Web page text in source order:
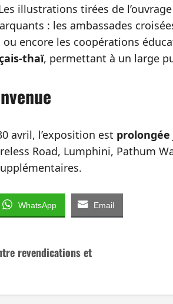
illustrations tirées de
: les ambassades
encore les coopérations
, permettant à un large
avril, l’exposition est prolongée
Road, Lumphini, Pathum
WhatsApp Email
revendications et